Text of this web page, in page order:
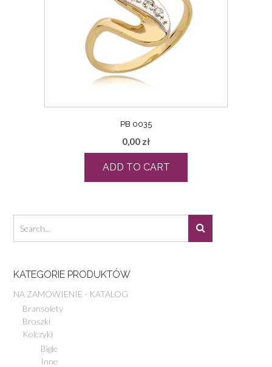
PB 0035
0,00 zł
ADD TO CART
KATEGORIE PRODUKTÓW
NA ZAMÓWIENIE - KATALOG
Bransolety
Broszki
Kolczyki
Bigle
Inne